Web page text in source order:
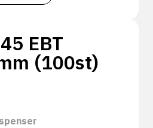
EBT
(100st)